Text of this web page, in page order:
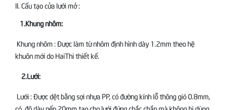
II. Cấu tạo cửa lưới mở :
1.Khung nhôm:
Khung nhôm : Được làm từ nhôm định hình dày 1.2mm theo hệ
khuôn mới do HaiThi thiết kế.
2.Lưới:
Lưới : Được dệt bằng sợi nhựa PP, có đường kính lỗ thông gió 0.8mm,